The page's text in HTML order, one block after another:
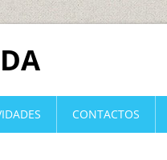
CONTACTOS